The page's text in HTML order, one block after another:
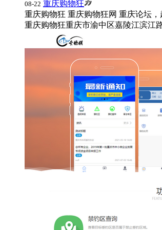
08-22 重庆购物狂
重庆购物狂 重庆购物狂网 重庆论坛
重庆购物狂重庆市渝中区嘉陵江滨江